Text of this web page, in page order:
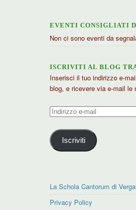
EVENTI CONSIGLIATI
Non ci sono eventi da
ISCRIVITI AL BLOG
Inserisci il tuo indirizzo e-
blog, e ricevere via e-mail le
Indirizzo
mail
Iscriviti
La Schola Cantorum di
Privacy Policy